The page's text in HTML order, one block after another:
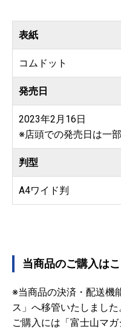
表紙
コムドット
発売日
2023年2月16日
※店頭での発売日は一
判型
A4ワイド判
当商品のご購入は
※当商品の決済・配送機
ス」へ移管いたしました
ご購入には「富士山マ